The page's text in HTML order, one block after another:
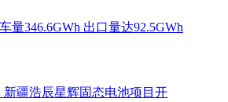
量346.6GWh 出口量达92.5GWh
新疆浩辰星辉固态电池项目开